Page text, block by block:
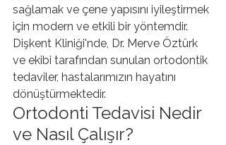
sağlamak ve çene yapısını iyileştirmek
için modern ve etkili bir yöntemdir.
Dişkent Kliniği'nde, Dr. Merve Öztürk
ve ekibi tarafından sunulan ortodontik
tedaviler, hastalarımızın hayatını
dönüştürmektedir.
Ortodonti Tedavisi Nedir
ve Nasıl Çalışır?